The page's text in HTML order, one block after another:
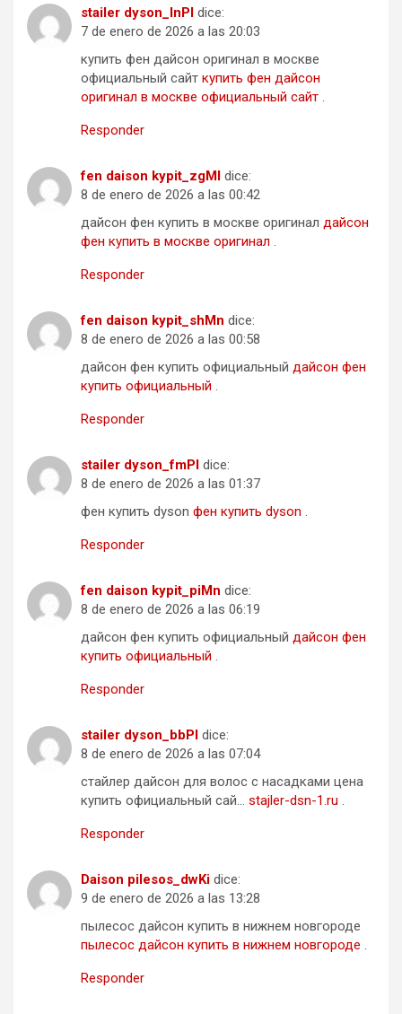
stailer dyson_lnPl dice:
7 de enero de 2026 a las 20:03
купить фен дайсон оригинал в москве
официальный сайт купить фен дайсон
оригинал в москве официальный сайт .
Responder
fen daison kypit_zgMl dice:
8 de enero de 2026 a las 00:42
дайсон фен купить в москве оригинал дайсон
фен купить в москве оригинал .
Responder
fen daison kypit_shMn dice:
8 de enero de 2026 a las 00:58
дайсон фен купить официальный дайсон фен
купить официальный .
Responder
stailer dyson_fmPl dice:
8 de enero de 2026 a las 01:37
фен купить dyson фен купить dyson .
Responder
fen daison kypit_piMn dice:
8 de enero de 2026 a las 06:19
дайсон фен купить официальный дайсон фен
купить официальный .
Responder
stailer dyson_bbPl dice:
8 de enero de 2026 a las 07:04
стайлер дайсон для волос с насадками цена
купить официальный сай… stajler-dsn-1.ru .
Responder
Daison pilesos_dwKi dice:
9 de enero de 2026 a las 13:28
пылесос дайсон купить в нижнем новгороде
пылесос дайсон купить в нижнем новгороде .
Responder